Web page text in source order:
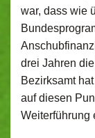
war, dass wie
drei Jahren
Bezirksamt
auf diesen
Weiterführung